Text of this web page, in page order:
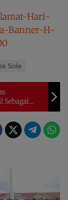
Sole
Sebagai